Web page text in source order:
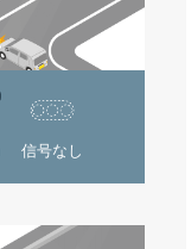
信号なし